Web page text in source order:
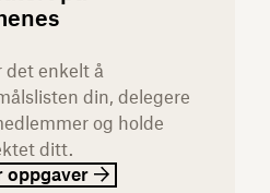
det enkelt å
din, delegere
og holde
ditt.
oppgaver